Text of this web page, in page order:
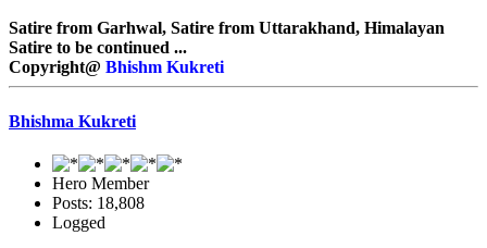
Satire from Garhwal, Satire from Uttarakhand, Himalayan
Satire to be continued ...
Copyright@ Bhishm Kukreti
Bhishma Kukreti
Hero Member
Posts: 18,808
Logged